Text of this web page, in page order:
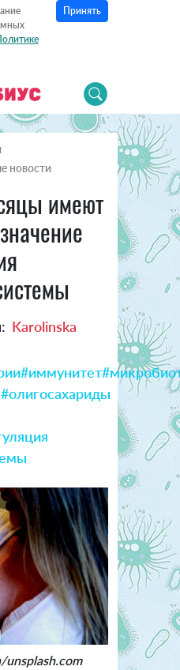
Принять
новости
имеют
Karolinska
#иммунитет
#олигосахариды
unsplash.com